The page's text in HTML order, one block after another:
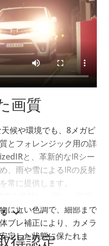
画質
候や環境でも、8メガピ
とフォレンジック用の詳
と、革新的なIRシー
、雨や雪によるIRの反射
常に提供します。
に近い色調で、細部まで
ブレ補正により、カメラ
定した状態に保たれま
得認定